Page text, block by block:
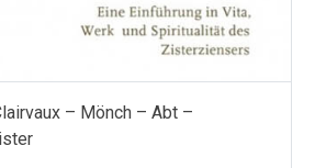
– Mönch – Abt –